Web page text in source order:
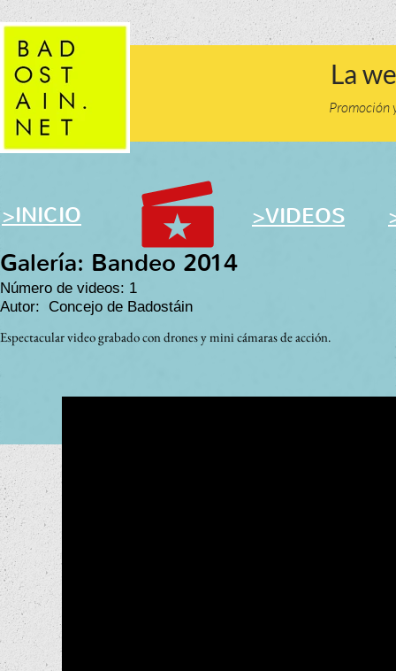
La
Promoción
>INICIO >VIDEOS
Galería: Bandeo 2014
Número de videos: 1
Autor: Concejo de Badostáin
Espectacular video grabado con drones y mini cámaras de acción.